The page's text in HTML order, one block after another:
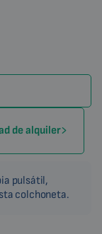
de alquiler
pulsátil,
colchoneta.